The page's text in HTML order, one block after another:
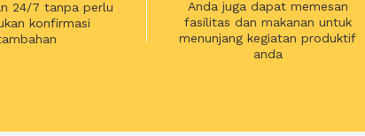
24/7 tanpa perlu
konfirmasi
Anda juga dapat memesan
fasilitas dan makanan untuk
menunjang kegiatan produktif
anda